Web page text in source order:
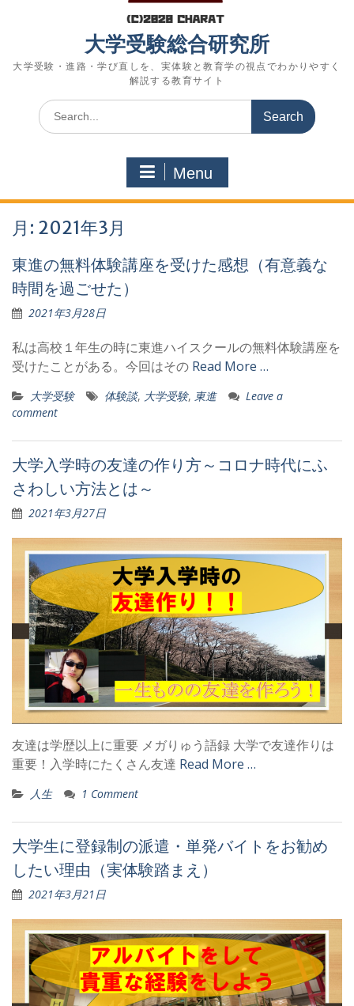
大学受験総合研究所
大学受験・進路・学び直しを、実体験と教育学の視点でわかりやすく
解説する教育サイト
Search
for:
Menu
月: 2021年3月
東進の無料体験講座を受けた感想（有意義な
時間を過ごせた）
2021年3月28日
私は高校１年生の時に東進ハイスクールの無料体験講座を
受けたことがある。今回はその Read More …
大学受験 体験談, 大学受験, 東進
Leave a
comment
大学入学時の友達の作り方～コロナ時代にふ
さわしい方法とは～
2021年3月27日
友達は学歴以上に重要 メガりゅう語録 大学で友達作りは
重要！入学時にたくさん友達 Read More …
人生 1 Comment
大学生に登録制の派遣・単発バイトをお勧め
したい理由（実体験踏まえ）
2021年3月21日